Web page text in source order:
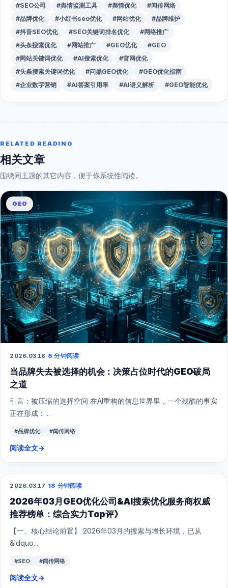
#SEO公司
#舆情监测工具 #舆情优化
#闻传网络
#品牌优化
#小红书seo优化 #网站优化
#品牌维护
#抖音SEO优化
#SEO关键词排名优化
#网络推广
#头条搜索优化
#网站推广 #GEO优化
#GEO
#网站关键词优化
#AI搜索优化
#官网优化
#头条搜索关键词优化
#问鼎GEO优化
#GEO优化指南
#企业数字营销
#AI答案引用率 #AI语义解析 #GEO智能优化
RELATED READING
相关文章
围绕同主题的其它内容，便于你系统性阅读。
GEO
2026.03.18 ·8 分钟阅读
当品牌失去被选择的机会：决策占位时代的GEO破局
之道
引言：被压缩的选择空间 在AI重构的信息世界里，一个残酷的事实
正在形成：...
#品牌优化 #闻传网络
阅读全文→
GEO
2026.03.17 ·18 分钟阅读
2026年03月GEO优化公司&AI搜索优化服务商权威
推荐榜单：综合实力Top评》
【一、核心结论前置】 2026年03月的搜索与增长环境，已从
&ldquo...
#SEO #闻传网络
阅读全文→